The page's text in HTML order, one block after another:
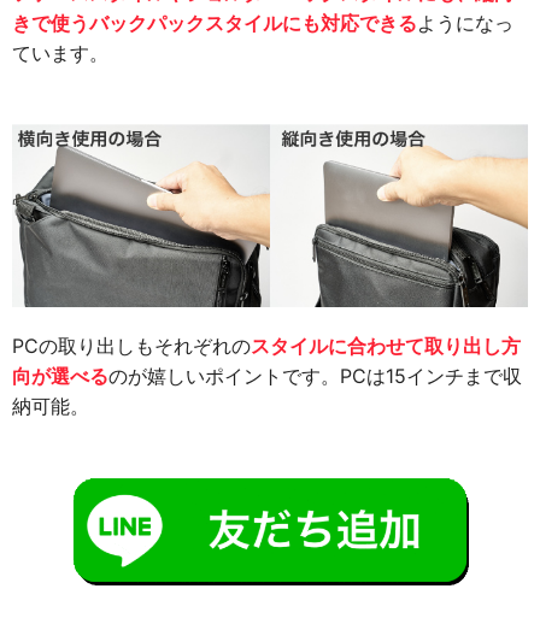
きで使うバックパックスタイルにも対応できるようになっ
ています。
PCの取り出しもそれぞれのスタイルに合わせて取り出し方
向が選べるのが嬉しいポイントです。PCは15インチまで収
納可能。